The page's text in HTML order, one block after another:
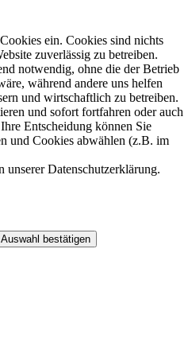
ein. Cookies sind nichts
zuverlässig zu betreiben.
notwendig, ohne die der Betrieb
während andere uns helfen
und wirtschaftlich zu betreiben.
und sofort fortfahren oder auch
Entscheidung können Sie
und Cookies abwählen (z.B. im
unserer Datenschutzerklärung.
Auswahl bestätigen